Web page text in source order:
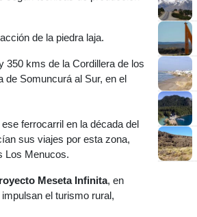
de la piedra laja.
350 kms de la Cordillera de los
de Somuncurá al Sur, en el
ferrocarril en la década del
sus viajes por esta zona,
Los Menucos.
Meseta Infinita, en
el turismo rural,